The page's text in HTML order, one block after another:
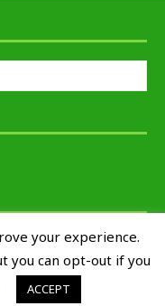
1995-2019
your experience.
you can opt-out if you
ACCEPT